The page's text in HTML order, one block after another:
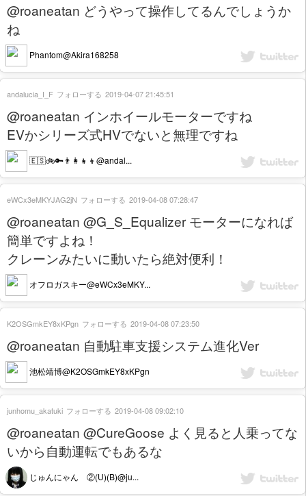
@roaneatan どうやって操作してるんでしょうか
ね
Phantom@Akira168258
@roaneatan インホイールモーターですね
EVかシリーズ式HVでないと無理ですね
🇪🇸🚲🔑👨‍👩‍👧‍👦@andal...
andalucia_I_F フォローする 2019-04-07 21:45:51
@roaneatan @G_S_Equalizer モーターになれば
簡単ですよね！
クレーンみたいに動いたら絶対便利！
オフロガスキー@eWCx3eMKY...
eWCx3eMKYJAG2jN フォローする 2019-04-08 07:28:47
@roaneatan 自動駐車支援システム進化Ver
池松靖博@K2OSGmkEY8xKPgn
K2OSGmkEY8xKPgn フォローする 2019-04-08 07:23:50
@roaneatan @CureGoose よく見ると人乗ってな
いから自動運転でもあるな
じゅんにゃん ②(U)(B)@ju...
junhomu_akatuki フォローする 2019-04-08 09:02:10